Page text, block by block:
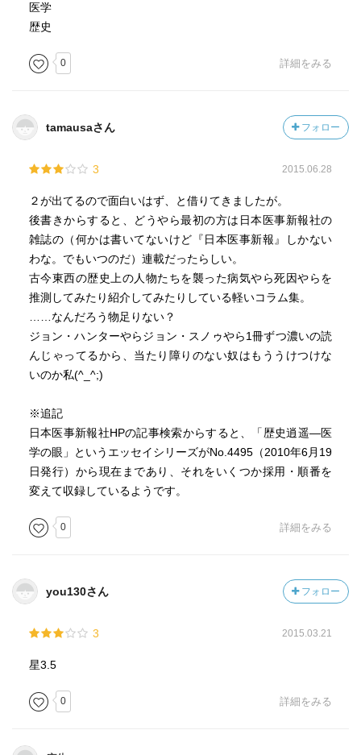
医学
歴史
0 詳細をみる
tamausaさん フォロー
3 2015.06.28
２が出てるので面白いはず、と借りてきましたが。
後書きからすると、どうやら最初の方は日本医事新報社の
雑誌の（何かは書いてないけど『日本医事新報』しかない
わな。でもいつのだ）連載だったらしい。
古今東西の歴史上の人物たちを襲った病気やら死因やらを
推測してみたり紹介してみたりしている軽いコラム集。
……なんだろう物足りない？
ジョン・ハンターやらジョン・スノゥやら1冊ずつ濃いの読
んじゃってるから、当たり障りのない奴はもううけつけな
いのか私(^_^;)
※追記
日本医事新報社HPの記事検索からすると、「歴史逍遥―医
学の眼」というエッセイシリーズがNo.4495（2010年6月19
日発行）から現在まであり、それをいくつか採用・順番を
変えて収録しているようです。
0 詳細をみる
you130さん フォロー
3 2015.03.21
星3.5
0 詳細をみる